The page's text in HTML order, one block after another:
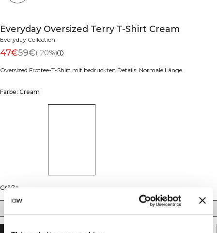
Everyday Oversized Terry T-Shirt Cream
Everyday Collection
47€59€(-20%)
Oversized Frottee-T-Shirt mit bedruckten Details. Normale Länge.
Farbe: Cream
Größe
XL